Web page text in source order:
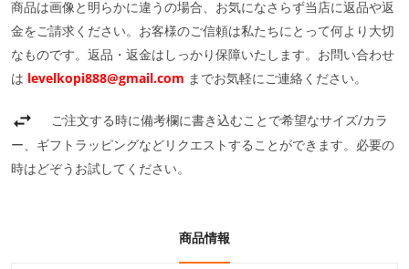
商品は画像と明らかに違うの場合、お気になさらず当店に返品や返
金をご請求ください。お客様のご信頼は私たちにとって何より大切
なものです。返品・返金はしっかり保障いたします。お問い合わせ
は levelkopi888@gmail.com までお気軽にご連絡ください。
ご注文する時に備考欄に書き込むことで希望なサイズ/カラ
ー、ギフトラッピングなどリクエストすることができます。必要の
時はどぞうお試してください。
商品情報